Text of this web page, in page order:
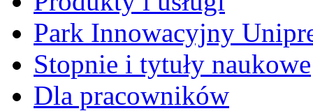
Park Innowacyjny
Stopnie i tytuły naukowe
Dla pracowników